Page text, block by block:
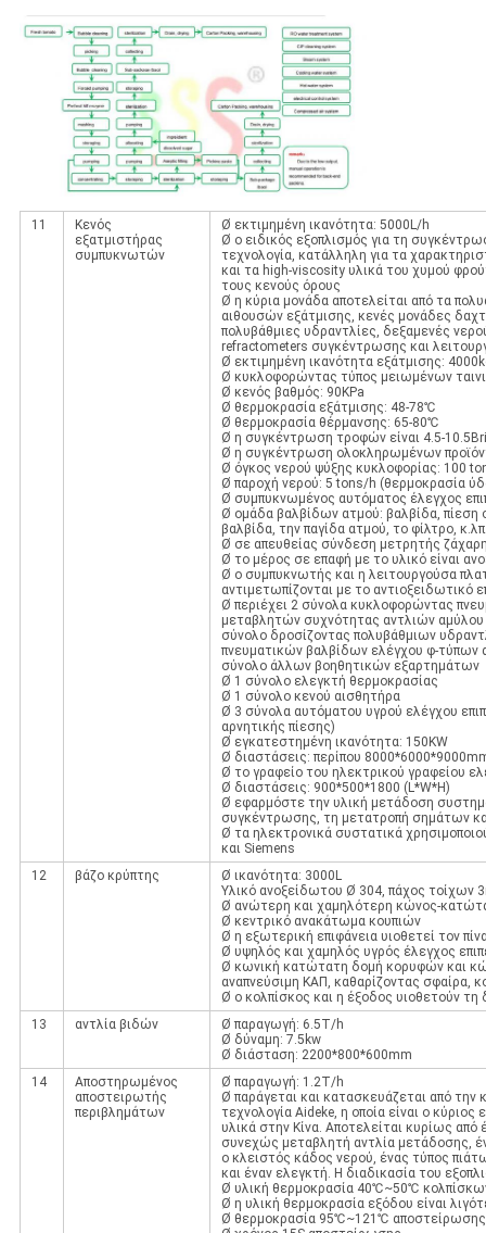
11
Κενός
εξατμιστήρας
συμπυκνωτών
Ø εκτιμημένη ικανότητα: 5000L/h
Ø ο ειδικός εξοπλισμός για τη
τεχνολογία, κατάλληλη για τα
και τα high-viscosity υλικά του χυμού
τους κενούς όρους
Ø η κύρια μονάδα αποτελείται από τα
αιθουσών εξάτμισης, κενές μονάδες
πολυβάθμιες υδραντλίες, δεξαμενές
refractometers συγκέντρωσης και
Ø εκτιμημένη ικανότητα εξάτμισης:
Ø κυκλοφορώντας τύπος μειωμένων
Ø κενός βαθμός: 90KPa
Ø θερμοκρασία εξάτμισης: 48-78℃
Ø θερμοκρασία θέρμανσης: 65-80℃
Ø η συγκέντρωση τροφών είναι 4.5-
Ø η συγκέντρωση ολοκληρωμένων
Ø όγκος νερού ψύξης κυκλοφορίας: 100
Ø παροχή νερού: 5 tons/h (θερμοκρασία
Ø συμπυκνωμένος αυτόματος έλεγχος
Ø ομάδα βαλβίδων ατμού: βαλβίδα, πίεση
βαλβίδα, την παγίδα ατμού, το φίλτρο,
Ø σε απευθείας σύνδεση μετρητής
Ø το μέρος σε επαφή με το υλικό είναι
Ø ο συμπυκνωτής και η λειτουργούσα
αντιμετωπίζονται με το αντιοξειδωτικό
Ø περιέχει 2 σύνολα κυκλοφορώντας
μεταβλητών συχνότητας αντλιών αμύλου
σύνολο δροσίζοντας πολυβάθμιων
πνευματικών βαλβίδων ελέγχου φ-τύπων
σύνολο άλλων βοηθητικών εξαρτημάτων
Ø 1 σύνολο ελεγκτή θερμοκρασίας
Ø 1 σύνολο κενού αισθητήρα
Ø 3 σύνολα αυτόματου υγρού ελέγχου
αρνητικής πίεσης)
Ø εγκατεστημένη ικανότητα: 150KW
Ø διαστάσεις: περίπου
Ø το γραφείο του ηλεκτρικού γραφείου
Ø διαστάσεις: 900*500*1800 (L*W*H)
Ø εφαρμόστε την υλική μετάδοση
συγκέντρωσης, τη μετατροπή σημάτων
Ø τα ηλεκτρονικά συστατικά
και Siemens
12
βάζο κρύπτης
Ø ικανότητα: 3000L
Υλικό ανοξείδωτου Ø 304, πάχος τοίχων
Ø ανώτερη και χαμηλότερη κώνος-
Ø κεντρικό ανακάτωμα κουπιών
Ø η εξωτερική επιφάνεια υιοθετεί τον
Ø υψηλός και χαμηλός υγρός έλεγχος
Ø κωνική κατώτατη δομή κορυφών και
αναπνεύσιμη ΚΑΠ, καθαρίζοντας σφαίρα,
Ø ο κολπίσκος και η έξοδος υιοθετούν
13
αντλία βιδών
Ø παραγωγή: 6.5T/h
Ø δύναμη: 7.5kw
Ø διάσταση: 2200*800*600mm
14
Αποστηρωμένος
αποστειρωτής
περιβλημάτων
Ø παραγωγή: 1.2T/h
Ø παράγεται και κατασκευάζεται από
τεχνολογία Aideke, η οποία είναι ο
υλικά στην Κίνα. Αποτελείται κυρίως
συνεχώς μεταβλητή αντλία μετάδοσης,
ο κλειστός κάδος νερού, ένας τύπος
και έναν ελεγκτή. Η διαδικασία του
Ø υλική θερμοκρασία 40℃~50℃
Ø η υλική θερμοκρασία εξόδου είναι
Ø θερμοκρασία 95℃~121℃ αποστείρωσης